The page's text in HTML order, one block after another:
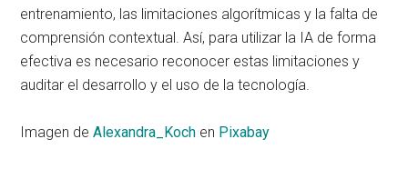
entrenamiento, las limitaciones algorítmicas y la falta de
comprensión contextual. Así, para utilizar la IA de forma
efectiva es necesario reconocer estas limitaciones y
auditar el desarrollo y el uso de la tecnología.
Imagen deAlexandra_Koch en Pixabay